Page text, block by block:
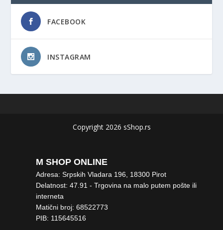
FACEBOOK
INSTAGRAM
Copyright 2026 sShop.rs
M SHOP ONLINE
Adresa: Srpskih Vladara 196, 18300 Pirot
Delatnost: 47.91 - Trgovina na malo putem pošte ili
interneta
Matični broj: 68522773
PIB: 115645516